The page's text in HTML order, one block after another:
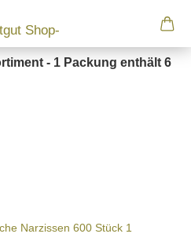
- 1 Packung enthält 6